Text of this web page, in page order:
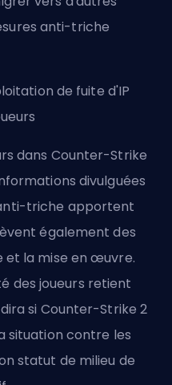
anti-triche
de fuite d'IP
dans Counter-Strike
divulguées
triche apportent
également des
et la mise en œuvre.
des joueurs retient
si Counter-Strike 2
situation contre les
statut de milieu de